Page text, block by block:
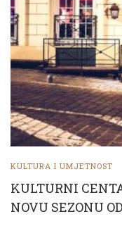
KULTURA I UMJETNOST
KULTURNI
NOVU SEZONU